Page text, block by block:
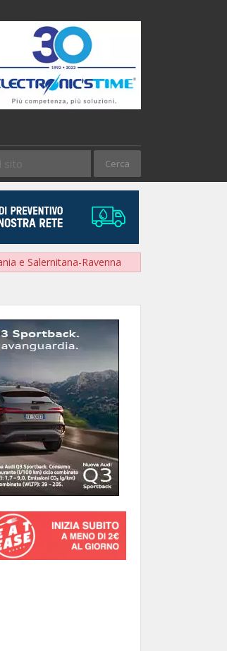
e Salernitana-Ravenna